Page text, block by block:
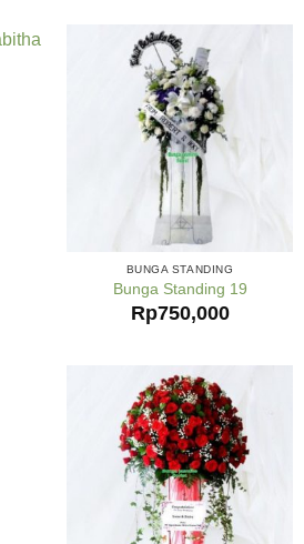
BUNGA STANDING
Bunga Standing 19
Rp750,000